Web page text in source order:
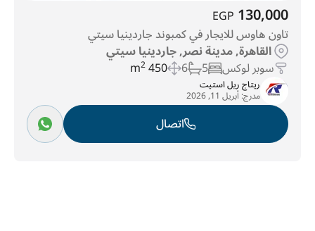
130,000
EGP
تاون هاوس للايجار في كمبوند جاردينيا سيتي
القاهرة, مدينة نصر, جاردينيا سيتي
سوبر لوكس 5
6
450 m
2
ريتاج ريل استيت
مدرج:أبريل 11, 2026
اتصال